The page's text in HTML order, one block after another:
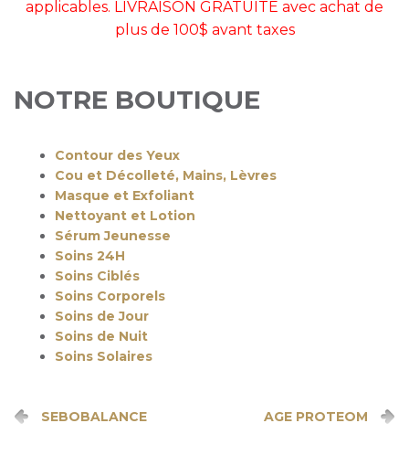
applicables. LIVRAISON GRATUITE avec achat de
plus de 100$ avant taxes
NOTRE BOUTIQUE
Contour des Yeux
Cou et Décolleté, Mains, Lèvres
Masque et Exfoliant
Nettoyant et Lotion
Sérum Jeunesse
Soins 24H
Soins Ciblés
Soins Corporels
Soins de Jour
Soins de Nuit
Soins Solaires
SEBOBALANCE AGE PROTEOM